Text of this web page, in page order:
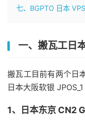
七、BGPTO 日本 VPS
一、搬瓦工日
搬瓦工目前有两个日
日本大阪软银 JPOS_1
1、日本东京 CN2